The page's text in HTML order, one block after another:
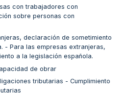
con trabajadores con
sobre personas con
declaración de sometimiento
- Para las empresas extranjeras,
a la legislación española.
de obrar
tributarias - Cumplimiento